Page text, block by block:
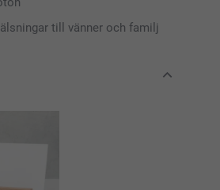
till vänner och familj